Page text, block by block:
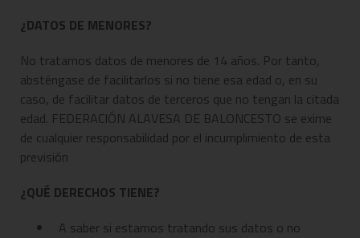
¿DATOS DE MENORES?
No tratamos datos de menores de 14 años. Por tanto,
absténgase de facilitarlos si no tiene esa edad o, en su
caso, de facilitar datos de terceros que no tengan la citada
edad. FEDERACIÓN ALAVESA DE BALONCESTO se exime
de cualquier responsabilidad por el incumplimiento de esta
previsión
¿QUÉ DERECHOS TIENE?
A saber si estamos tratando sus datos o no